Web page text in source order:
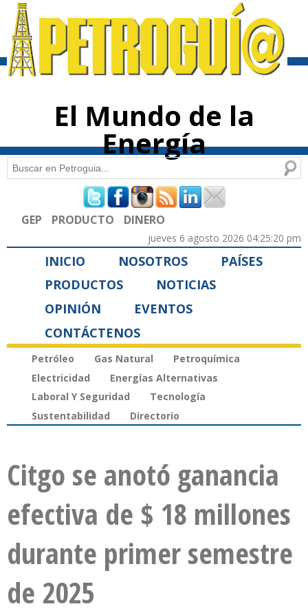
contenido
El Mundo de la
Energía
Formulario de búsqueda
Buscar
GEP PRODUCTO DINERO
jueves 6 agosto 2026 04:25:20 pm
INICIO NOSOTROS
PAÍSES
PRODUCTOS
NOTICIAS
OPINIÓN
EVENTOS
CONTÁCTENOS
Petróleo Gas Natural
Petroquímica
Electricidad
Energías Alternativas
Laboral Y Seguridad
Tecnología
Sustentabilidad
Directorio
Citgo se anotó ganancia
efectiva de $ 18 millones
durante primer semestre
de 2025